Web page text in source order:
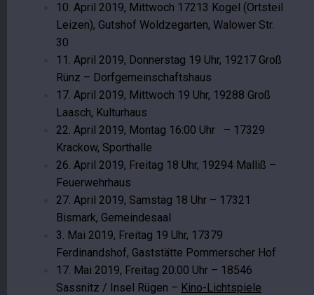
10. April 2019, Mittwoch 17213 Kogel (Ortsteil
Leizen), Gutshof Woldzegarten, Walower Str.
30
11. April 2019, Donnerstag 19 Uhr, 19217 Groß
Rünz – Dorfgemeinschaftshaus
17. April 2019, Mittwoch 19 Uhr, 19288 Groß
Laasch, Kulturhaus
22. April 2019, Montag 16:00 Uhr – 17329
Krackow, Sporthalle
26. April 2019, Freitag 18 Uhr, 19294 Malliß –
Feuerwehrhaus
27. April 2019, Samstag 18 Uhr – 17321
Bismark, Gemeindesaal
3. Mai 2019, Freitag 19 Uhr, 17379
Ferdinandshof, Gaststätte Pommerscher Hof
17. Mai 2019, Freitag 20:00 Uhr – 18546
Sassnitz / Insel Rügen – Kino-Lichtspiele